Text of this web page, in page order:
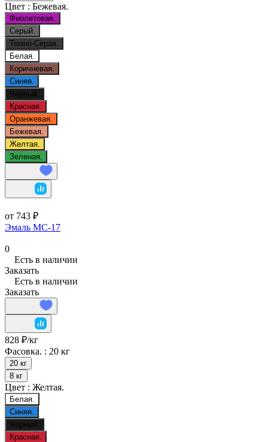
Цвет : Бежевая.
Фиолетовая.
Серый.
Темно-Серая.
Белая.
Коричневая.
Синяя.
Черный.
Красная.
Оранжевая.
Бежевая.
Желтая.
Зеленая.
от 743 ₽
Эмаль МС-17
0
Есть в наличии
Заказать
Есть в наличии
Заказать
828 ₽/кг
Фасовка. : 20 кг
20 кг
8 кг
Цвет : Желтая.
Белая.
Синяя.
Черный.
Красная.